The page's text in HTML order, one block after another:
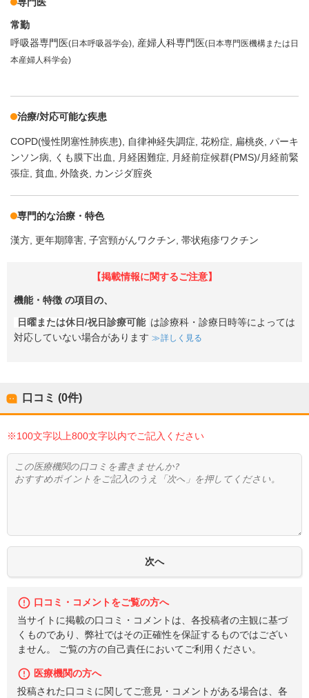
常勤
呼吸器専門医(日本呼吸器学会) 産婦人科専門医(日本専門医機構または日
本産婦人科学会)
治療/対応可能な疾患
COPD(慢性閉塞性肺疾患) 自律神経失調症 花粉症 扁桃炎 パーキ
ンソン病
くも膜下出血 月経困難症
月経前症候群(PMS)/月経前緊
張症 貧血 外陰炎 カンジダ腟炎
専門的な治療・特色
漢方 更年期障害 子宮頸がんワクチン 帯状疱疹ワクチン
【掲載情報に関するご注意】
機能・特徴 の項目の、
日曜または休日/祝日診療可能 は診療科・診療日時等によっては
対応していない場合があります
詳しく見る
口コミ (0件)
※100文字以上800文字以内でご記入ください
口コミ・コメントをご覧の方へ
当サイトに掲載の口コミ・コメントは、各投稿者の主観に基づ
くものであり、弊社ではその正確性を保証するものではござい
ません。 ご覧の方の自己責任においてご利用ください。
医療機関の方へ
投稿された口コミに関してご意見・コメントがある場合は、各